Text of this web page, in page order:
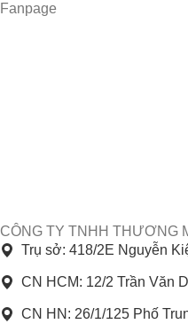
Fanpage
CÔNG TY TNHH THƯƠNG
Trụ sở: 418/2E Nguyễn
CN HCM: 12/2 Trần Văn
CN HN: 26/1/125 Phố